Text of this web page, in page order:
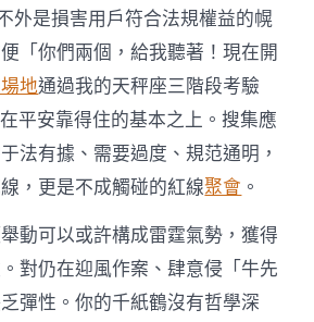
外是損害用戶符合法規權益的幌
「你們兩個，給我聽著！現在開
地通過我的天秤座三階段考驗
平安靠得住的基本之上。搜集應
法有據、需要過度、規范通明，
，更是不成觸碰的紅線聚會 。
動可以或許構成雷霆氣勢，獲得
對仍在迎風作案、肆意侵「牛先
彈性。你的千紙鶴沒有哲學深